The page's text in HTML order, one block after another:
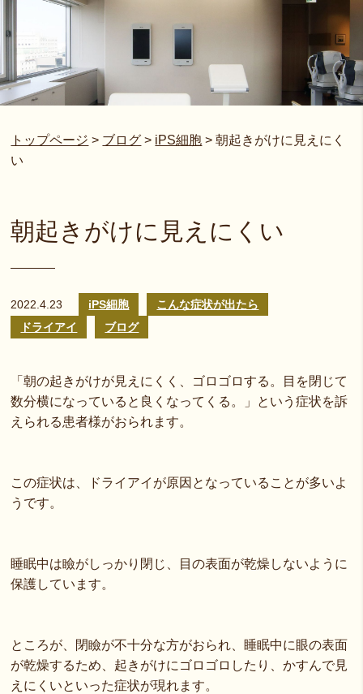
トップページ > ブログ > iPS細胞 >朝起きがけに見えにく
い
朝起きがけに見えにくい
2022.4.23 iPS細胞
こんな症状が出たら
ドライアイ
ブログ
「朝の起きがけが見えにくく、ゴロゴロする。目を閉じて
数分横になっていると良くなってくる。」という症状を訴
えられる患者様がおられます。
この症状は、ドライアイが原因となっていることが多いよ
うです。
睡眠中は瞼がしっかり閉じ、目の表面が乾燥しないように
保護しています。
ところが、閉瞼が不十分な方がおられ、睡眠中に眼の表面
が乾燥するため、起きがけにゴロゴロしたり、かすんで見
えにくいといった症状が現れます。